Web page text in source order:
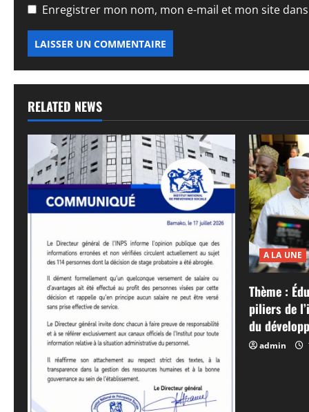
e Enregistrer mon nom, mon e-mail et mon site
RELATED NEWS
A LA UNE
Thème :
piliers de
du
admin